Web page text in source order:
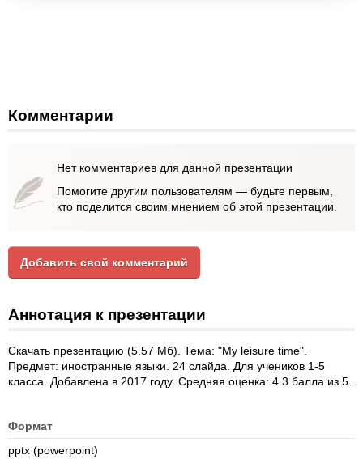
Комментарии
Нет комментариев для данной презентации
Помогите другим пользователям — будьте первым,
кто поделится своим мнением об этой презентации.
Добавить свой комментарий
Аннотация к презентации
Скачать презентацию (5.57 Мб). Тема: "My leisure time".
Предмет: иностранные языки. 24 слайда. Для учеников 1-5
класса. Добавлена в 2017 году. Средняя оценка: 4.3 балла из 5.
Формат
pptx (powerpoint)